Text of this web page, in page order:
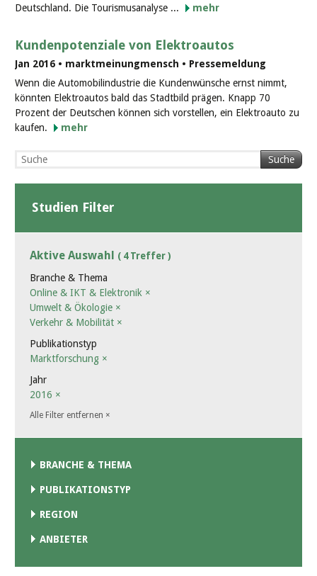
Deutschland. Die Tourismusanalyse ...
mehr
Kundenpotenziale von Elektroautos
Jan 2016 • marktmeinungmensch • Pressemeldung
Wenn die Automobilindustrie die Kundenwünsche ernst nimmt,
könnten Elektroautos bald das Stadtbild prägen. Knapp 70
Prozent der Deutschen können sich vorstellen, ein Elektroauto zu
kaufen.
mehr
Suche
Studien Filter
Aktive Auswahl ( 4 Treffer )
Branche & Thema
Online & IKT & Elektronik ×
Umwelt & Ökologie ×
Verkehr & Mobilität ×
Publikationstyp
Marktforschung ×
Jahr
2016 ×
Alle Filter entfernen ×
BRANCHE & THEMA
PUBLIKATIONSTYP
REGION
ANBIETER